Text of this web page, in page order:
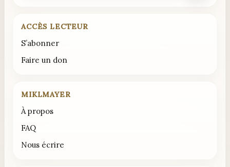
ACCÈS LECTEUR
S’abonner
Faire un don
MIKLMAYER
À propos
FAQ
Nous écrire